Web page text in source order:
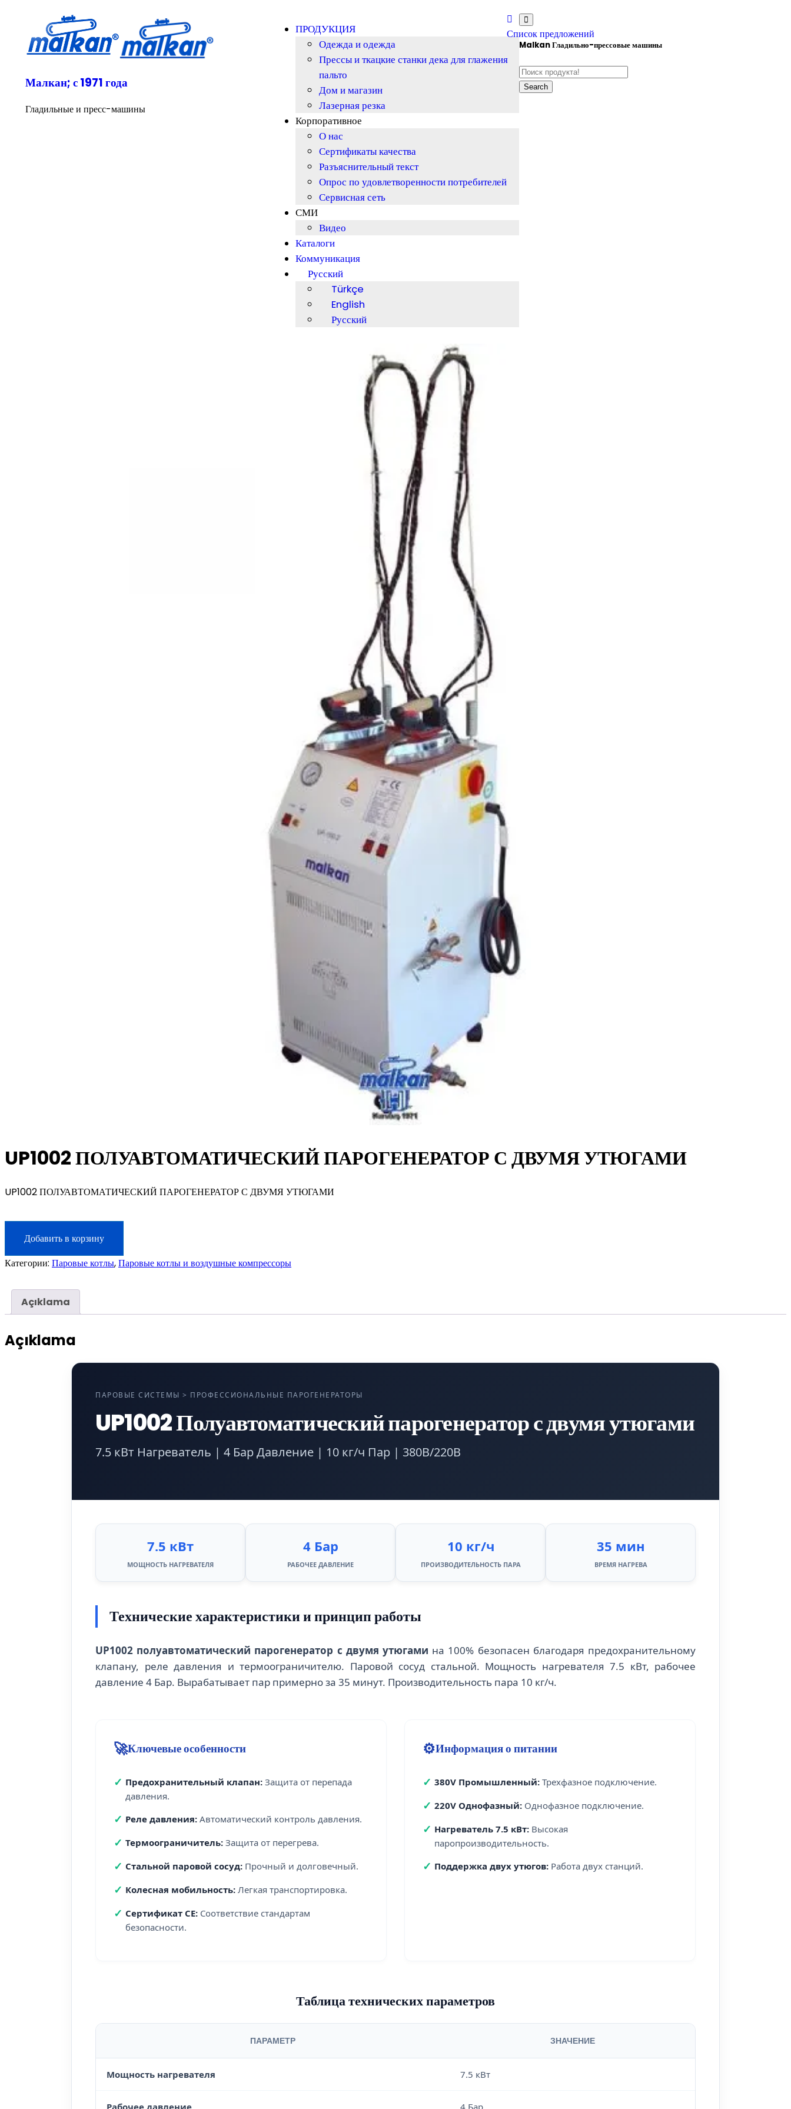
Малкан; с 1971 года
Гладильные и пресс-машины
ПРОДУКЦИЯ
Одежда и одежда
Прессы и ткацкие станки дека для глажения
пальто
Дом и магазин
Лазерная резка
Корпоративное
О нас
Сертификаты качества
Разъяснительный текст
Опрос по удовлетворенности потребителей
Сервисная сеть
СМИ
Видео
Каталоги
Коммуникация
Русский
Türkçe
English
Русский
Malkan Гладильно-прессовые машины
Список предложений
UP1002 ПОЛУАВТОМАТИЧЕСКИЙ ПАРОГЕНЕРАТОР С ДВУМЯ УТЮГАМИ
UP1002 ПОЛУАВТОМАТИЧЕСКИЙ ПАРОГЕНЕРАТОР С ДВУМЯ УТЮГАМИ
Добавить в корзину
Категории: Паровые котлы,Паровые котлы и воздушные компрессоры
Açıklama
Açıklama
ПАРОВЫЕ СИСТЕМЫ > ПРОФЕССИОНАЛЬНЫЕ ПАРОГЕНЕРАТОРЫ
UP1002 Полуавтоматический парогенератор с двумя утюгами
7.5 кВт Нагреватель | 4 Бар Давление | 10 кг/ч Пар | 380В/220В
7.5 кВт
МОЩНОСТЬ НАГРЕВАТЕЛЯ
4 Бар
РАБОЧЕЕ ДАВЛЕНИЕ
10 кг/ч
ПРОИЗВОДИТЕЛЬНОСТЬ ПАРА
35 мин
ВРЕМЯ НАГРЕВА
Технические характеристики и принцип работы
UP1002 полуавтоматический парогенератор с двумя утюгами на 100% безопасен благодаря предохранительному
клапану, реле давления и термоограничителю. Паровой сосуд стальной. Мощность нагревателя 7.5 кВт, рабочее
давление 4 Бар. Вырабатывает пар примерно за 35 минут. Производительность пара 10 кг/ч.
🚀Ключевые особенности
✓ Предохранительный клапан: Защита от перепада
давления.
✓ Реле давления: Автоматический контроль давления.
✓ Термоограничитель: Защита от перегрева.
✓ Стальной паровой сосуд: Прочный и долговечный.
✓ Колесная мобильность: Легкая транспортировка.
✓ Сертификат CE: Соответствие стандартам
безопасности.
⚙️Информация о питании
✓ 380V Промышленный: Трехфазное подключение.
✓ 220V Однофазный: Однофазное подключение.
✓ Нагреватель 7.5 кВт: Высокая
паропроизводительность.
✓ Поддержка двух утюгов: Работа двух станций.
Таблица технических параметров
ПАРАМЕТР ЗНАЧЕНИЕ
Мощность нагревателя 7.5 кВт